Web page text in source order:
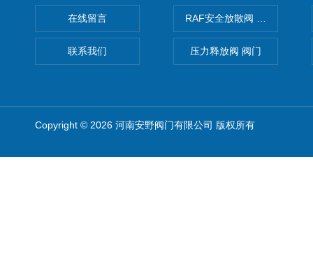
在线留言
联系我们
RAF安全放散阀 阀生产
压力释放阀 阀门
Copyright © 2026 河南安野阀门有限公司 版权所有